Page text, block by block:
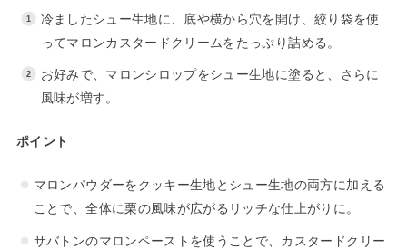
冷ましたシュー生地に、底や横から穴を開け、絞り袋を使
ってマロンカスタードクリームをたっぷり詰める。
お好みで、マロンシロップをシュー生地に塗ると、さらに
風味が増す。
ポイント
マロンパウダーをクッキー生地とシュー生地の両方に加える
ことで、全体に栗の風味が広がるリッチな仕上がりに。
サバトンのマロンペーストを使うことで、カスタードクリー